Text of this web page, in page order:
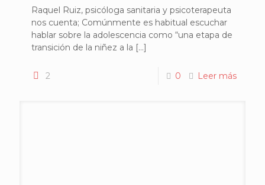
Raquel Ruiz, psicóloga sanitaria y psicoterapeuta
nos cuenta; Comúnmente es habitual escuchar
hablar sobre la adolescencia como “una etapa de
transición de la niñez a la […]
2 0 Leer más